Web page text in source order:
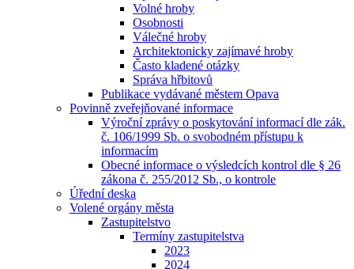
Volné hroby
Osobnosti
Válečné hroby
Architektonicky zajímavé hroby
Často kladené otázky
Správa hřbitovů
Publikace vydávané městem Opava
Povinně zveřejňované informace
Výroční zprávy o poskytování informací dle zák.
č. 106/1999 Sb. o svobodném přístupu k
informacím
Obecné informace o výsledcích kontrol dle § 26
zákona č. 255/2012 Sb., o kontrole
Úřední deska
Volené orgány města
Zastupitelstvo
Termíny zastupitelstva
2023
2024